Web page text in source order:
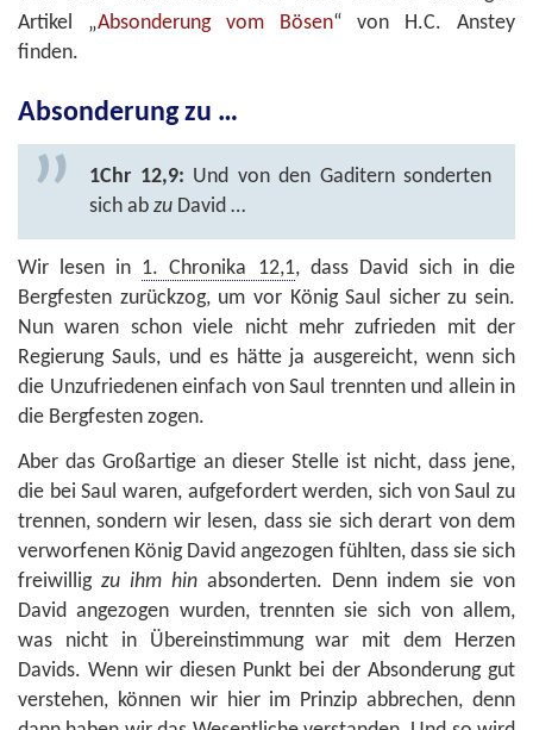
Artikel „Absonderung vom Bösen“ von H.C. Anstey
finden.
Absonderung zu …
1Chr 12,9: Und von den Gaditern sonderten
sich ab zu David …
Wir lesen in 1. Chronika 12,1, dass David sich in die
Bergfesten zurückzog, um vor König Saul sicher zu sein.
Nun waren schon viele nicht mehr zufrieden mit der
Regierung Sauls, und es hätte ja ausgereicht, wenn sich
die Unzufriedenen einfach von Saul trennten und allein in
die Bergfesten zogen.
Aber das Großartige an dieser Stelle ist nicht, dass jene,
die bei Saul waren, aufgefordert werden, sich von Saul zu
trennen, sondern wir lesen, dass sie sich derart von dem
verworfenen König David angezogen fühlten, dass sie sich
freiwillig zu ihm hin absonderten. Denn indem sie von
David angezogen wurden, trennten sie sich von allem,
was nicht in Übereinstimmung war mit dem Herzen
Davids. Wenn wir diesen Punkt bei der Absonderung gut
verstehen, können wir hier im Prinzip abbrechen, denn